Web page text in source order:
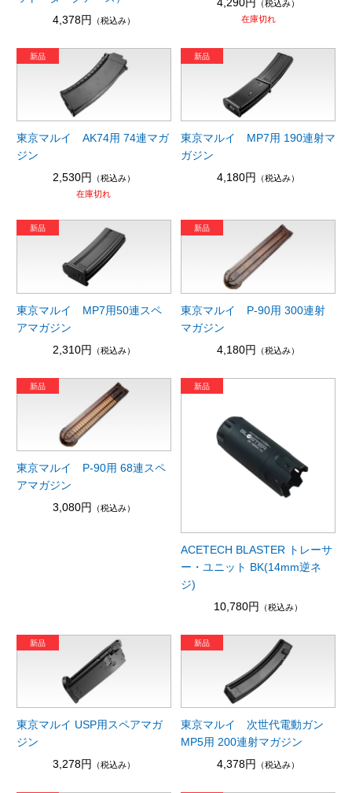
4,378円
（税込み）
（税込み）
在庫切れ
東京マルイ AK74用 74連マガ
ジン
2,530円
（税込み）
在庫切れ
東京マルイ MP7用 190連射マ
ガジン
4,180円
（税込み）
東京マルイ MP7用50連スペ
アマガジン
2,310円 （税込み）
東京マルイ P-90用 300連射
マガジン
4,180円
（税込み）
東京マルイ P-90用 68連スペ
アマガジン
3,080円
（税込み）
ACETECH BLASTER トレーサ
ー・ユニット BK(14mm逆ネ
ジ)
10,780円
（税込み）
東京マルイ USP用スペアマガ
ジン
3,278円
（税込み）
東京マルイ 次世代電動ガン
MP5用 200連射マガジン
4,378円
（税込み）